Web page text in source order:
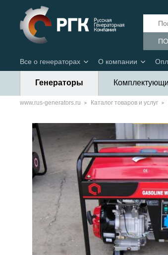
Все о генераторах О компании
Генераторы
www.rus-generators.ru Каталог товаров и услуг